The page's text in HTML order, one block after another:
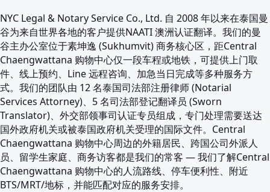
NYC Legal & Notary Service Co., Ltd. 自 2008 年以来在泰国曼
谷为来自世界各地的客户提供NAATI 澳洲认证翻译。我们的曼
谷主办公室位于素坤逸 (Sukhumvit) 商务核心区，距Central
Chaengwattana 购物中心仅一段车程或地铁，可提供上门取
件、线上预约、Line 远程咨询、加急当日完成等多种服务方
式。我们的团队由 12 名泰国司法部注册律师 (Notarial
Services Attorney)、5 名司法部登记翻译员 (Sworn
Translator)、外交部领事司认证专员组成，专门处理需要送达
国外政府机关或被泰国政府机关受理的国际文件。Central
Chaengwattana 购物中心周边的外籍居民、跨国公司外派人
员、留学生家庭、商务访客都是我们的常客 — 我们了解Central
Chaengwattana 购物中心的人流路线、停车便利性、附近
BTS/MRT/地标，并能匹配对应的服务安排。